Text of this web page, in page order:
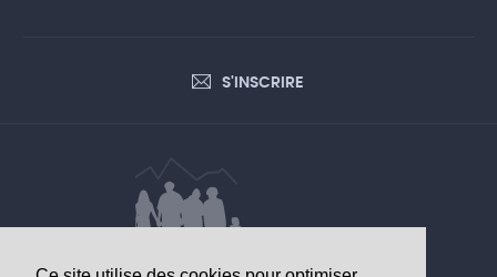
S'INSCRIRE